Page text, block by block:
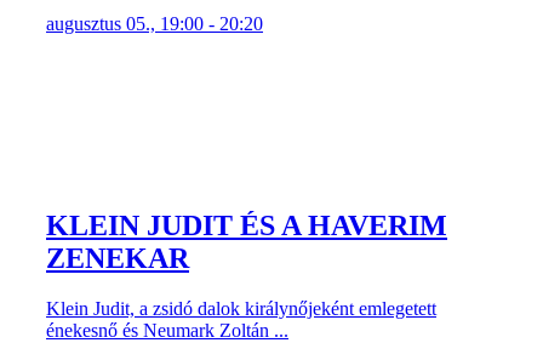
augusztus 05., 19:00 - 20:20
KLEIN JUDIT ÉS A HAVERIM
ZENEKAR
Klein Judit, a zsidó dalok királynőjeként emlegetett
énekesnő és Neumark Zoltán ...